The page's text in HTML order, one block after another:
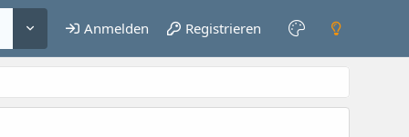
Anmelden Registrieren